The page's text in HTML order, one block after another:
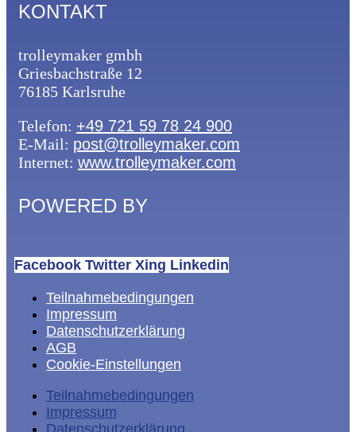
KONTAKT
trolleymaker gmbh
Griesbachstraße 12
76185 Karlsruhe
Telefon: +49 721 59 78 24 900
E-Mail: post@trolleymaker.com
Internet: www.trolleymaker.com
POWERED BY
Facebook Twitter Xing Linkedin
Teilnahmebedingungen
Impressum
Datenschutzerklärung
AGB
Cookie-Einstellungen
Teilnahmebedingungen
Impressum